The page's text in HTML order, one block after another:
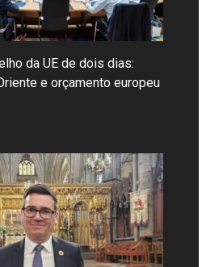
da UE de dois dias:
e orçamento europeu